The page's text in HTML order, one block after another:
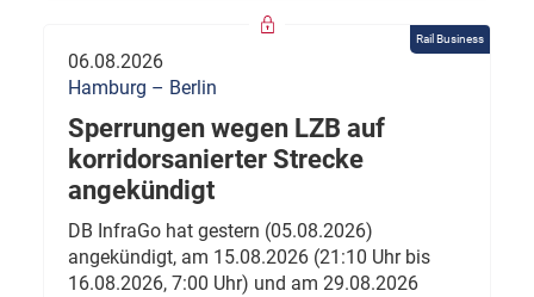
Rail Business
06.08.2026
Hamburg – Berlin
Sperrungen wegen LZB auf
korridorsanierter Strecke
angekündigt
DB InfraGo hat gestern (05.08.2026)
angekündigt, am 15.08.2026 (21:10 Uhr bis
16.08.2026, 7:00 Uhr) und am 29.08.2026